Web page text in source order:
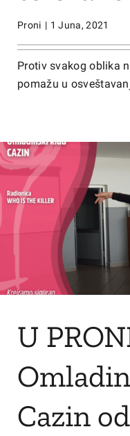
Proni | 1 Juna, 2021
Protiv svakog oblika
pomažu u
U
Cazin